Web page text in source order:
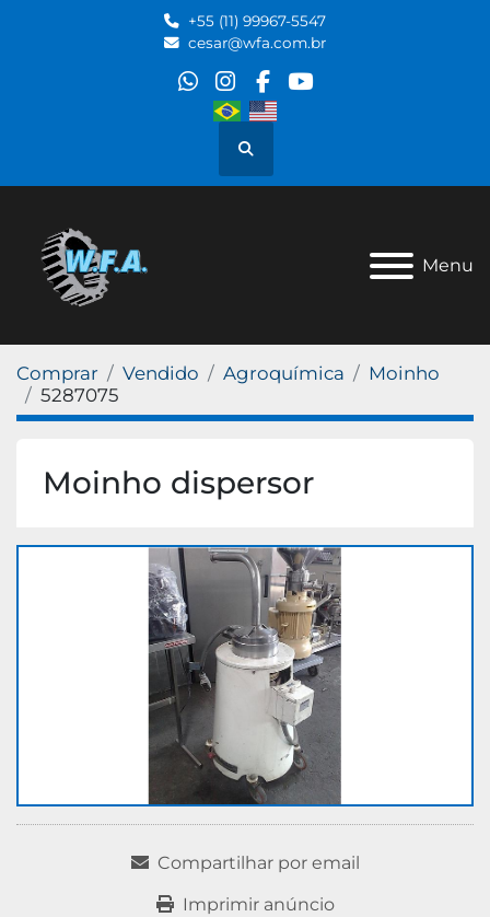
+55 (11) 99967-5547
cesar@wfa.com.br
whatsapp
instagram
facebook
youtube
Pesquisar
Menu
Comprar Vendido Agroquímica
Moinho
5287075
Moinho dispersor
Compartilhar por email
Imprimir anúncio